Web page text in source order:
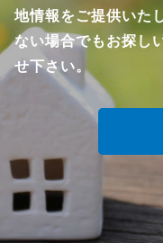
地情報をご提供いた
ない場合でもお探し
せ下さい。